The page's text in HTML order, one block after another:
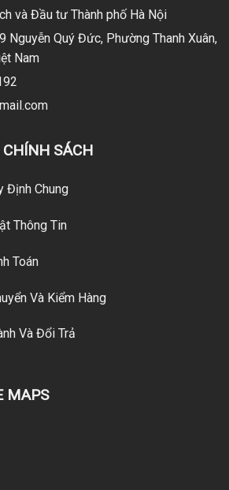
và Đầu tư Thành phố Hà Nội
Nguyễn Quý Đức, Phường Thanh Xuân,
Nam
SÁCH
Định Chung
Thông Tin
Toán
Và Kiểm Hàng
Và Đổi Trả
MAPS